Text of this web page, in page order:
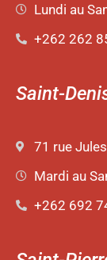
Lundi au
+262 262
Saint-
71 rue
Mardi au
+262 692